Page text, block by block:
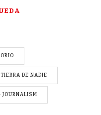
TIERRA DE NADIE